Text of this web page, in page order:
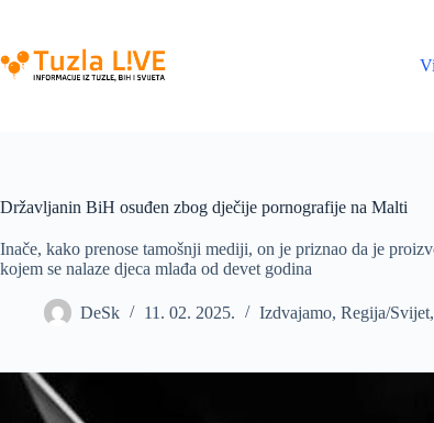
content
Državljanin BiH osuđen zbog dječije pornografije na Malti
Inače, kako prenose tamošnji mediji, on je priznao da je
kojem se nalaze djeca mlađa od devet godina
DeSk 11. 02. 2025. Izdvajamo, Regija/Svijet,